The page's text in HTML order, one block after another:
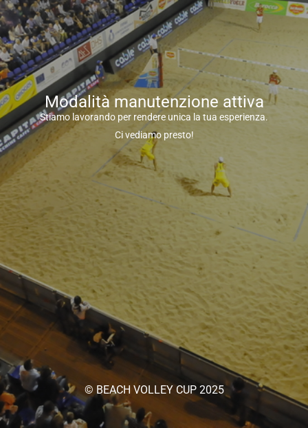
Modalità manutenzione attiva
Stiamo lavorando per rendere unica la tua esperienza.
Ci vediamo presto!
© BEACH VOLLEY CUP 2025